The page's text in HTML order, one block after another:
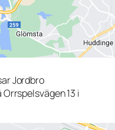
Jordbro
13 i